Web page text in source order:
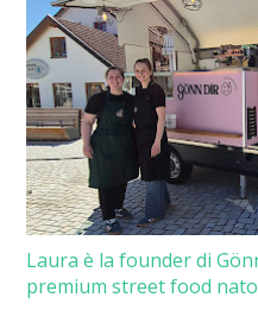
Laura è la founder di
premium street food